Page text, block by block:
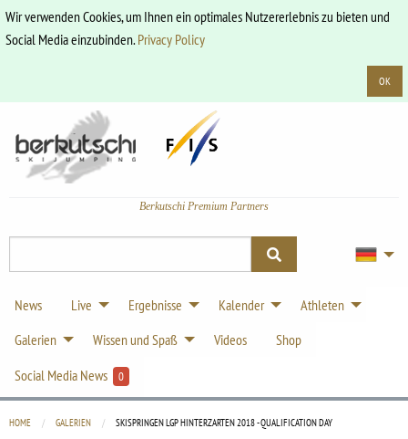
Wir verwenden Cookies, um Ihnen ein optimales Nutzererlebnis zu bieten und
Social Media einzubinden.Privacy Policy
OK
Berkutschi Premium Partners
News Live Ergebnisse Kalender
Athleten
Galerien
Wissen und Spaß Videos
Shop
Social Media News
0
HOME GALERIEN CURRENT:
SKISPRINGEN LGP HINTERZARTEN 2018 - QUALIFICATION DAY